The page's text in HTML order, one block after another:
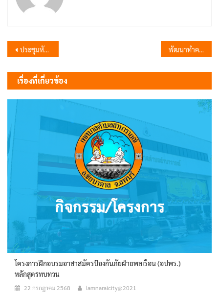
แนะแนว
เรื่อง
ประชุมหัวหน้าส่วนเทศบาล พัฒนาทำความสะอาด
เรื่องที่เกี่ยวข้อง
โครงการฝึกอบรมอาสาสมัครป้องกันภัยฝ่ายพลเรือน (อปพร.)
หลักสูตรทบทวน
22 กรกฎาคม 2568 lamnaraicity@2021